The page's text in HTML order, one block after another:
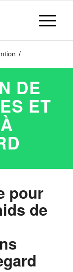
/
DE
ET
pour
de